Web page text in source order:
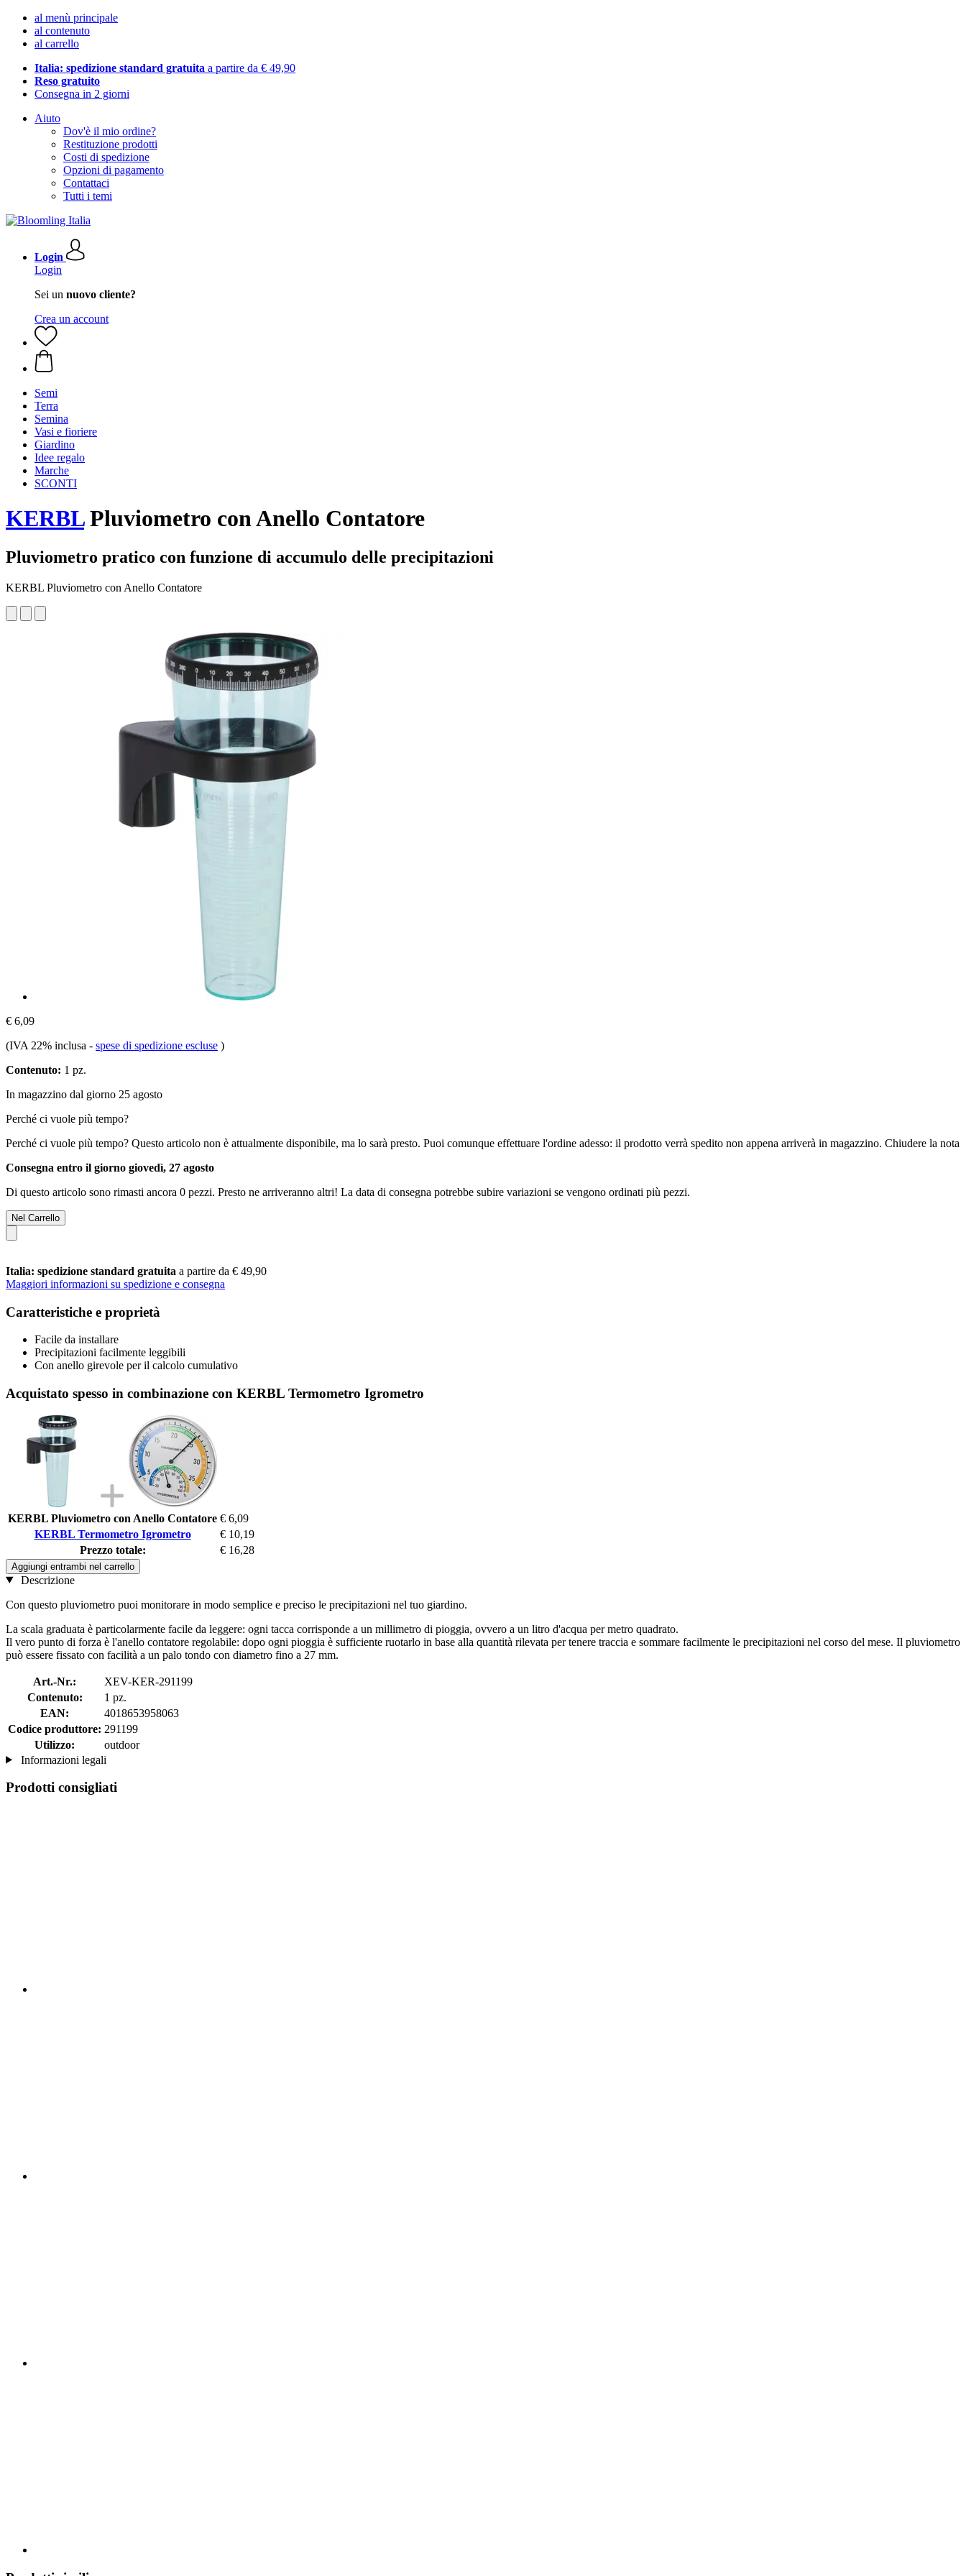
al menù principale
al contenuto
al carrello
Italia: spedizione standard gratuita a partire da € 49,90
Reso gratuito
Consegna in 2 giorni
Aiuto
Dov'è il mio ordine?
Restituzione prodotti
Costi di spedizione
Opzioni di pagamento
Contattaci
Tutti i temi
Login
Login
Sei un nuovo cliente?
Crea un account
Semi
Terra
Semina
Vasi e fioriere
Giardino
Idee regalo
Marche
SCONTI
KERBLPluviometro con Anello Contatore
Pluviometro pratico con funzione di accumulo delle precipitazioni
KERBL Pluviometro con Anello Contatore
€ 6,09
(IVA 22% inclusa - spese di spedizione escluse )
Contenuto: 1 pz.
In magazzino dal giorno 25 agosto
Perché ci vuole più tempo?
Perché ci vuole più tempo? Questo articolo non è attualmente disponibile, ma lo sarà presto. Puoi comunque effettuare l'ordine adesso: il prodotto verrà spedito non appena arriverà in magazzino. Chiudere la nota
Consegna entro il giorno giovedì, 27 agosto
Di questo articolo sono rimasti ancora 0 pezzi. Presto ne arriveranno altri! La data di consegna potrebbe subire variazioni se vengono ordinati più pezzi.
Nel Carrello
Italia: spedizione standard gratuita a partire da € 49,90
Maggiori informazioni su spedizione e consegna
Caratteristiche e proprietà
Facile da installare
Precipitazioni facilmente leggibili
Con anello girevole per il calcolo cumulativo
Acquistato spesso in combinazione con KERBL Termometro Igrometro
KERBL Pluviometro con Anello Contatore € 6,09
KERBL Termometro Igrometro
€ 10,19
Prezzo totale:
€ 16,28
Aggiungi entrambi nel carrello
Descrizione
Con questo pluviometro puoi monitorare in modo semplice e preciso le precipitazioni nel tuo giardino.
La scala graduata è particolarmente facile da leggere: ogni tacca corrisponde a un millimetro di pioggia, ovvero a un litro d'acqua per metro quadrato.
Il vero punto di forza è l'anello contatore regolabile: dopo ogni pioggia è sufficiente ruotarlo in base alla quantità rilevata per tenere traccia e sommare facilmente le precipitazioni nel corso del mese. Il pluviometro
può essere fissato con facilità a un palo tondo con diametro fino a 27 mm.
Art.-Nr.:
XEV-KER-291199
Contenuto:
1 pz.
EAN:
4018653958063
Codice produttore: 291199
Utilizzo:
outdoor
Informazioni legali
Prodotti consigliati